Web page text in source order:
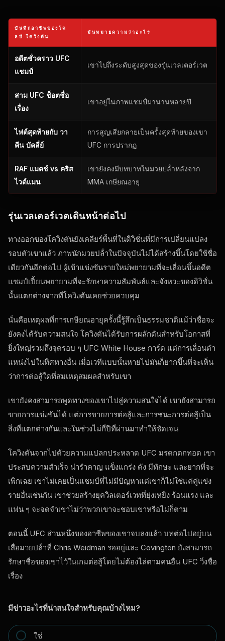
บันทึกอาชีพของโค
ลบี โควิงตัน
มันหมายความว่าอะไร
อดีตชั่วคราว UFC
แชมป์
เขาไปถึงระดับสูงสุดของรุ่นเวลเตอร์เวต
สาม UFC ช็อตชื่อ
เรื่อง
เขาอยู่ในภาพแชมป์มานานหลายปี
ไฟต์สุดท้ายกับ วา
คีน บัคลี่ย์
การสูญเสียกลายเป็นครั้งสุดท้ายของเขา
UFC การปรากฏ
RAF แมตช์ vs คริส
ไวด์แมน
เขายังคงมีบทบาทในมวยปล้ําหลังจาก
MMA เกษียณอายุ
รุ่นเวลเตอร์เวตเดินหน้าต่อไป
ทางออกของโควิงตันยังเคลียร์พื้นที่ในดิวิชั่นที่มีการเปลี่ยนแปลง
รอบตัวเขาแล้ว ภาพนักมวยปล้ําในปัจจุบันไม่ได้สร้างขึ้นโดยใช้ชื่อ
เดียวกันอีกต่อไป ผู้เข้าแข่งขันรายใหม่พยายามที่จะเลื่อนขึ้นอดีต
แชมป์เปี้ยนพยายามที่จะรักษาความสัมพันธ์และจังหวะของดิวิชั่น
นั้นแตกต่างจากที่โควิงตันเคยช่วยควบคุม
นั่นคือเหตุผลที่การเกษียณอายุครั้งนี้รู้สึกเป็นธรรมชาติแม้ว่าชื่อจะ
ยังคงได้รับความสนใจ โควิงตันได้รับการผลักดันสําหรับโอกาสที่
ยิ่งใหญ่รวมถึงจุดรอบ ๆ UFC White House การ์ด แต่การเลื่อนตํา
แหน่งไปในทิศทางอื่น เมื่อเวทีแบบนั้นหายไปมันก็ยากขึ้นที่จะเห็น
ว่าการต่อสู้ใดที่สมเหตุสมผลสําหรับเขา
เขายังคงสามารถพูดทางของเขาไปสู่ความสนใจได้ เขายังสามารถ
ขายการแข่งขันได้ แต่การขายการต่อสู้และการชนะการต่อสู้เป็น
สิ่งที่แตกต่างกันและในช่วงไม่กี่ปีที่ผ่านมาทําให้ชัดเจน
โควิงตันจากไปด้วยความแปลกประหลาด UFC มรดกตกทอด เขา
ประสบความสําเร็จ น่ารําคาญ แข็งแกร่ง ดัง มีทักษะ และยากที่จะ
เพิกเฉย เขาไม่เคยเป็นแชมป์ที่ไม่มีปัญหาแต่เขาก็ไม่ใช่แค่คู่แข่ง
รายอื่นเช่นกัน เขาช่วยสร้างยุควิลเตอร์เวทที่ยุ่งเหยิง ร้อนแรง และ
แฟน ๆ จะจดจําเขาไม่ว่าพวกเขาจะชอบเขาหรือไม่ก็ตาม
ตอนนี้ UFC ส่วนหนึ่งของอาชีพของเขาจบลงแล้ว บทต่อไปอยู่บน
เสื่อมวยปล้ําที่ Chris Weidman รออยู่และ Covington ยังสามารถ
รักษาชื่อของเขาไว้ในเกมต่อสู้โดยไม่ต้องไล่ตามคนอื่น UFC วิ่งชื่อ
เรื่อง
มีข่าวอะไรที่น่าสนใจสําหรับคุณบ้างไหม?
ใช่